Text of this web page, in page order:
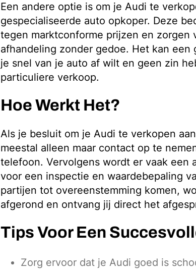
Een andere optie is om je Audi te
gespecialiseerde auto opkoper. Deze
tegen marktconforme prijzen en zorgen
afhandeling zonder gedoe. Het kan een
je snel van je auto af wilt en geen zin
particuliere verkoop.
Hoe Werkt Het?
Als je besluit om je Audi te verkopen
meestal alleen maar contact op te
telefoon. Vervolgens wordt er vaak een
voor een inspectie en waardebepaling
partijen tot overeenstemming komen,
afgerond en ontvang jij direct het
Tips Voor Een
Zorg ervoor dat je Audi goed is